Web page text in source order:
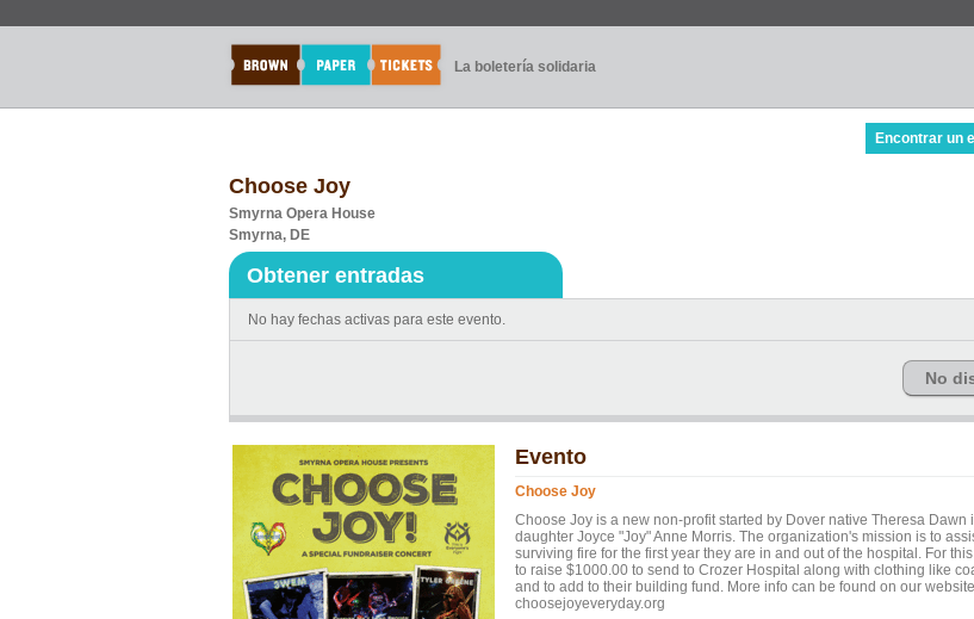
La boletería solidaria
Encontrar un
Choose Joy
Smyrna Opera House
Smyrna, DE
Obtener entradas
No hay fechas activas para este evento.
No
Evento
Choose Joy
Choose Joy is a new non-profit started by Dover native Theresa Dawn
daughter Joyce "Joy" Anne Morris. The organization's mission is to
surviving fire for the first year they are in and out of the hospital. For
to raise $1000.00 to send to Crozer Hospital along with clothing like
and to add to their building fund. More info can be found on our website
choosejoyeveryday.org